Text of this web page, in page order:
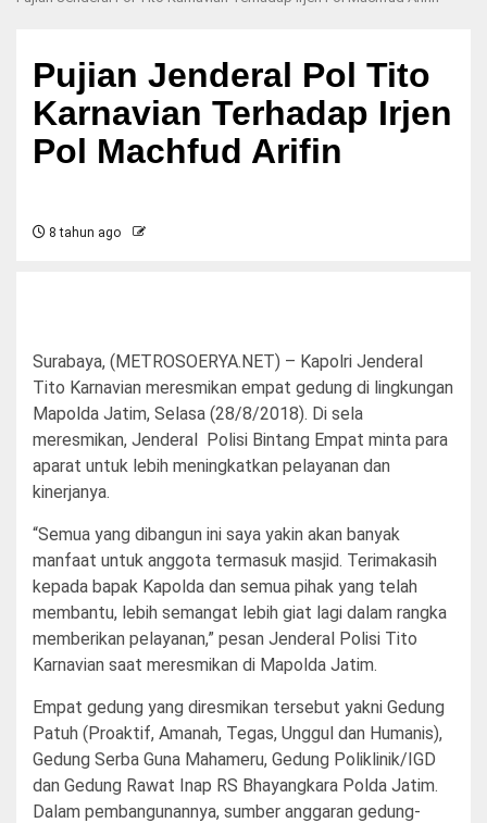
Pujian Jenderal Pol Tito
Karnavian Terhadap Irjen
Pol Machfud Arifin
8 tahun ago
Surabaya, (METROSOERYA.NET) – Kapolri Jenderal
Tito Karnavian meresmikan empat gedung di lingkungan
Mapolda Jatim, Selasa (28/8/2018). Di sela
meresmikan, Jenderal Polisi Bintang Empat minta para
aparat untuk lebih meningkatkan pelayanan dan
kinerjanya.
“Semua yang dibangun ini saya yakin akan banyak
manfaat untuk anggota termasuk masjid. Terimakasih
kepada bapak Kapolda dan semua pihak yang telah
membantu, lebih semangat lebih giat lagi dalam rangka
memberikan pelayanan,” pesan Jenderal Polisi Tito
Karnavian saat meresmikan di Mapolda Jatim.
Empat gedung yang diresmikan tersebut yakni Gedung
Patuh (Proaktif, Amanah, Tegas, Unggul dan Humanis),
Gedung Serba Guna Mahameru, Gedung Poliklinik/IGD
dan Gedung Rawat Inap RS Bhayangkara Polda Jatim.
Dalam pembangunannya, sumber anggaran gedung-